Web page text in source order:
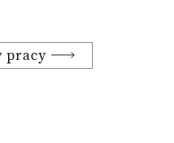
pracy